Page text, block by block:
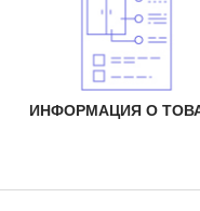
ИНФОРМАЦИЯ О